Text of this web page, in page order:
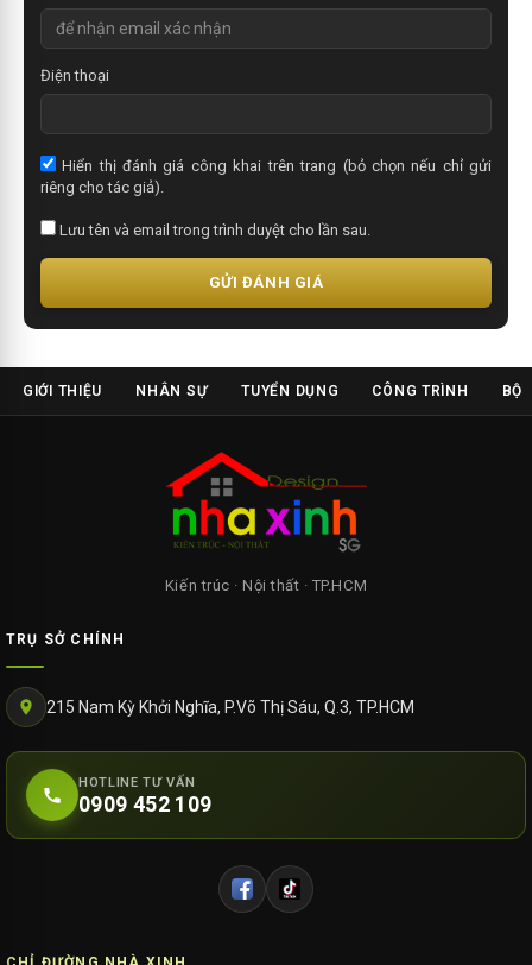
Điện thoại
Hiển thị đánh giá công khai trên trang (bỏ chọn nếu chỉ gửi
riêng cho tác giả).
Lưu tên và email trong trình duyệt cho lần sau.
GỬI ĐÁNH GIÁ
GIỚI THIỆU NHÂN SỰ TUYỂN DỤNG CÔNG TRÌNH BỘ
Kiến trúc · Nội thất · TP.HCM
TRỤ SỞ CHÍNH
215 Nam Kỳ Khởi Nghĩa, P.Võ Thị Sáu, Q.3, TP.HCM
HOTLINE TƯ VẤN
0909 452 109